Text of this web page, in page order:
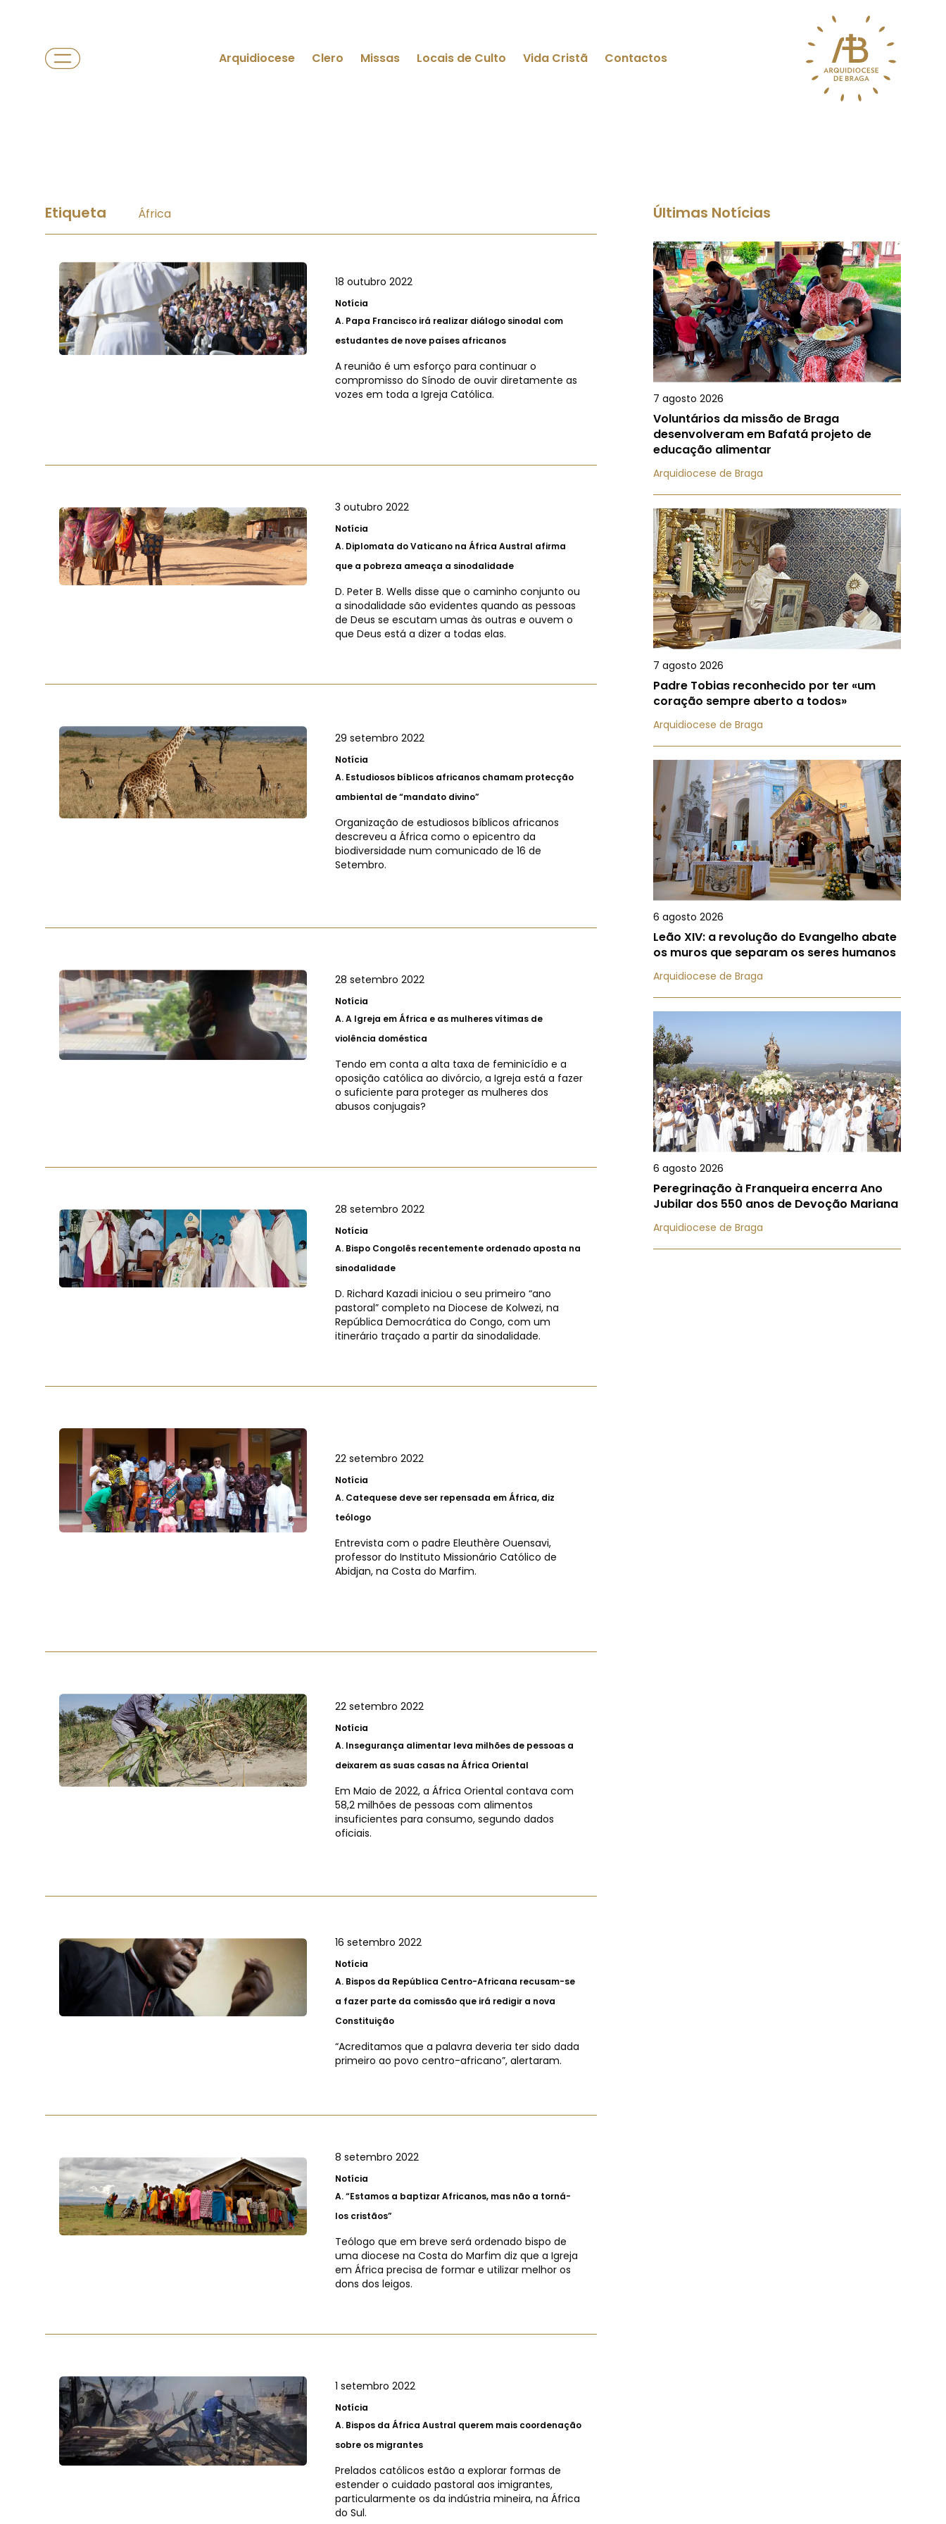
Arquidiocese Clero Missas Locais de Culto Vida Cristã Contactos
Etiqueta África
18 outubro 2022
Notícia
A. Papa Francisco irá realizar diálogo sinodal com
estudantes de nove países africanos
A reunião é um esforço para continuar o
compromisso do Sínodo de ouvir diretamente as
vozes em toda a Igreja Católica.
3 outubro 2022
Notícia
A. Diplomata do Vaticano na África Austral afirma
que a pobreza ameaça a sinodalidade
D. Peter B. Wells disse que o caminho conjunto ou
a sinodalidade são evidentes quando as pessoas
de Deus se escutam umas às outras e ouvem o
que Deus está a dizer a todas elas.
29 setembro 2022
Notícia
A. Estudiosos bíblicos africanos chamam protecção
ambiental de “mandato divino”
Organização de estudiosos bíblicos africanos
descreveu a África como o epicentro da
biodiversidade num comunicado de 16 de
Setembro.
28 setembro 2022
Notícia
A.A Igreja em África e as mulheres vítimas de
violência doméstica
Tendo em conta a alta taxa de feminicídio e a
oposição católica ao divórcio, a Igreja está a fazer
o suficiente para proteger as mulheres dos
abusos conjugais?
28 setembro 2022
Notícia
A. Bispo Congolês recentemente ordenado aposta na
sinodalidade
D. Richard Kazadi iniciou o seu primeiro “ano
pastoral” completo na Diocese de Kolwezi, na
República Democrática do Congo, com um
itinerário traçado a partir da sinodalidade.
22 setembro 2022
Notícia
A. Catequese deve ser repensada em África, diz
teólogo
Entrevista com o padre Eleuthère Ouensavi,
professor do Instituto Missionário Católico de
Abidjan, na Costa do Marfim.
22 setembro 2022
Notícia
A. Insegurança alimentar leva milhões de pessoas a
deixarem as suas casas na África Oriental
Em Maio de 2022, a África Oriental contava com
58,2 milhões de pessoas com alimentos
insuficientes para consumo, segundo dados
oficiais.
16 setembro 2022
Notícia
A. Bispos da República Centro-Africana recusam-se
a fazer parte da comissão que irá redigir a nova
Constituição
“Acreditamos que a palavra deveria ter sido dada
primeiro ao povo centro-africano”, alertaram.
8 setembro 2022
Notícia
A.“Estamos a baptizar Africanos, mas não a torná-
los cristãos”
Teólogo que em breve será ordenado bispo de
uma diocese na Costa do Marfim diz que a Igreja
em África precisa de formar e utilizar melhor os
dons dos leigos.
1 setembro 2022
Notícia
A. Bispos da África Austral querem mais coordenação
sobre os migrantes
Prelados católicos estão a explorar formas de
estender o cuidado pastoral aos imigrantes,
particularmente os da indústria mineira, na África
do Sul.
Últimas Notícias
7 agosto 2026
Voluntários da missão de Braga
desenvolveram em Bafatá projeto de
educação alimentar
Arquidiocese de Braga
7 agosto 2026
Padre Tobias reconhecido por ter «um
coração sempre aberto a todos»
Arquidiocese de Braga
6 agosto 2026
Leão XIV: a revolução do Evangelho abate
os muros que separam os seres humanos
Arquidiocese de Braga
6 agosto 2026
Peregrinação à Franqueira encerra Ano
Jubilar dos 550 anos de Devoção Mariana
Arquidiocese de Braga